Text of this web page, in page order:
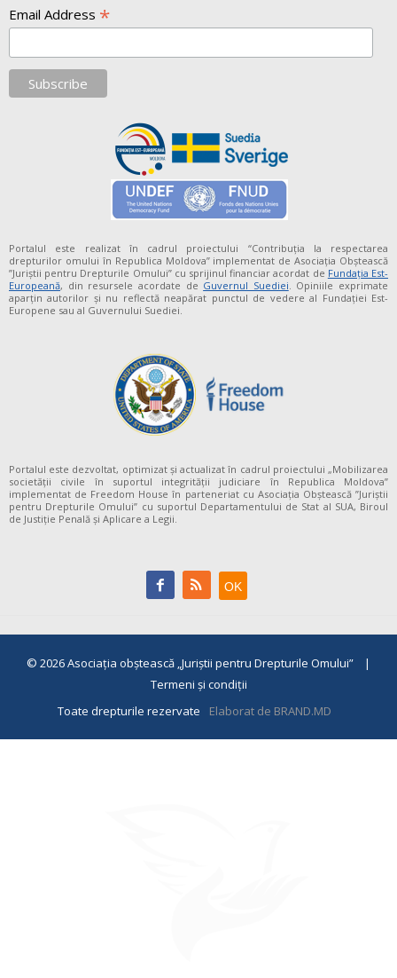
Email Address *
Portalul este realizat în cadrul proiectului “Contribuția la respectarea
drepturilor omului în Republica Moldova” implementat de Asociația Obștească
”Juriștii pentru Drepturile Omului” cu sprijinul financiar acordat de Fundaţia Est-
Europeană, din resursele acordate de Guvernul Suediei . Opiniile exprimate
aparţin autorilor şi nu reflectă neapărat punctul de vedere al Fundației Est-
Europene sau al Guvernului Suediei.
Portalul este dezvoltat, optimizat și actualizat în cadrul proiectului „Mobilizarea
societății civile în suportul integrității judiciare în Republica Moldova”
implementat de Freedom House în parteneriat cu Asociația Obștească ”Juriștii
pentru Drepturile Omului” cu suportul Departamentului de Stat al SUA, Biroul
de Justiție Penală și Aplicare a Legii.
© 2026Asociaţia obştească „Juriştii pentru Drepturile Omului” |
Termeni și condiții
Toate drepturile rezervate
Elaborat de BRAND.MD